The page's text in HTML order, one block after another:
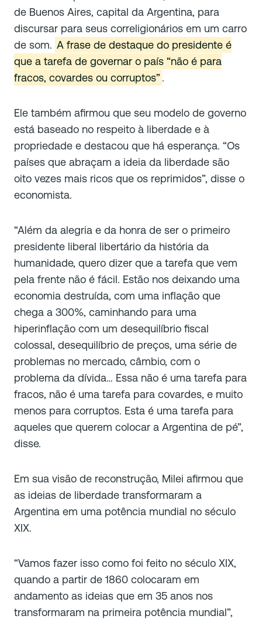
de Buenos Aires, capital da Argentina, para
discursar para seus correligionários em um carro
de som. A frase de destaque do presidente é
que a tarefa de governar o país “não é para
fracos, covardes ou corruptos”.
Ele também afirmou que seu modelo de governo
está baseado no respeito à liberdade e à
propriedade e destacou que há esperança. “Os
países que abraçam a ideia da liberdade são
oito vezes mais ricos que os reprimidos”, disse o
economista.
“Além da alegria e da honra de ser o primeiro
presidente liberal libertário da história da
humanidade, quero dizer que a tarefa que vem
pela frente não é fácil. Estão nos deixando uma
economia destruída, com uma inflação que
chega a 300%, caminhando para uma
hiperinflação com um desequilíbrio fiscal
colossal, desequilíbrio de preços, uma série de
problemas no mercado, câmbio, com o
problema da dívida… Essa não é uma tarefa para
fracos, não é uma tarefa para covardes, e muito
menos para corruptos. Esta é uma tarefa para
aqueles que querem colocar a Argentina de pé”,
disse.
Em sua visão de reconstrução, Milei afirmou que
as ideias de liberdade transformaram a
Argentina em uma potência mundial no século
XIX.
“Vamos fazer isso como foi feito no século XIX,
quando a partir de 1860 colocaram em
andamento as ideias que em 35 anos nos
transformaram na primeira potência mundial”,